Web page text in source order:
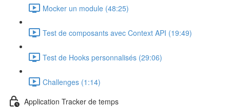
Mocker un module (48:25)
Test de composants avec Context API (19:49)
Test de Hooks personnalisés (29:06)
Challenges (1:14)
Application Tracker de temps